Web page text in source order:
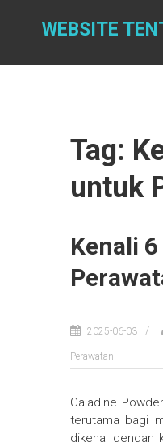
WEBSITE
Tag:
untuk
Kenali
2025-06-03
Perawatan
Caladine
terutama bagi
dikenal dengan